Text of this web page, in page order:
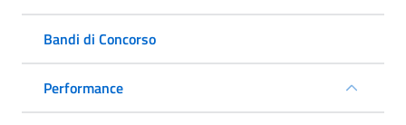
Bandi di Concorso
Performance